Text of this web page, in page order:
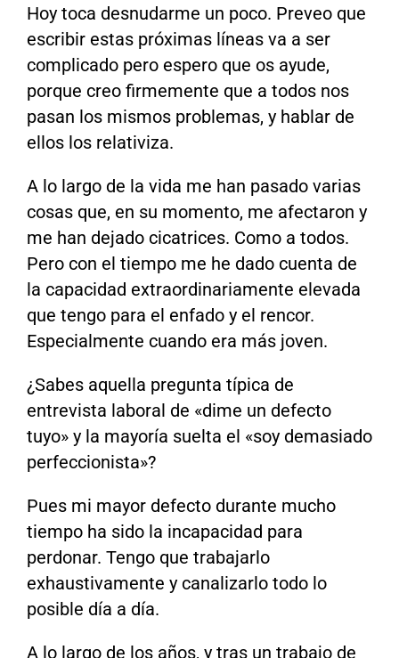
Hoy toca desnudarme un poco. Preveo que
escribir estas próximas líneas va a ser
complicado pero espero que os ayude,
porque creo firmemente que a todos nos
pasan los mismos problemas, y hablar de
ellos los relativiza.
A lo largo de la vida me han pasado varias
cosas que, en su momento, me afectaron y
me han dejado cicatrices. Como a todos.
Pero con el tiempo me he dado cuenta de
la capacidad extraordinariamente elevada
que tengo para el enfado y el rencor.
Especialmente cuando era más joven.
¿Sabes aquella pregunta típica de
entrevista laboral de «dime un defecto
tuyo» y la mayoría suelta el «soy demasiado
perfeccionista»?
Pues mi mayor defecto durante mucho
tiempo ha sido la incapacidad para
perdonar. Tengo que trabajarlo
exhaustivamente y canalizarlo todo lo
posible día a día.
A lo largo de los años, y tras un trabajo de